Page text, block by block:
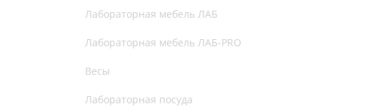
Лабораторная мебель ЛАБ
Лабораторная мебель ЛАБ-PRO
Весы
Лабораторная посуда